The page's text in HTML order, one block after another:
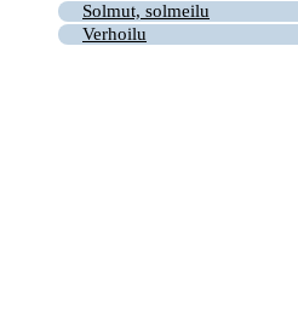
Solmut, solmeilu
Verhoilu